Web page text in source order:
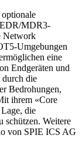
EDR/MDR3-
Network
Umgebungen
eine
Endgeräten und
durch die
Bedrohungen,
ihrem «Core
die
schützen. Weitere
von SPIE ICS AG